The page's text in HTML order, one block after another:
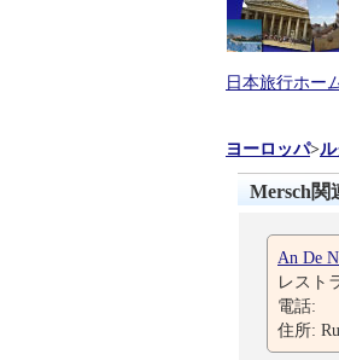
日本旅行ホー
ヨーロッパ>
Mersch関
An De
レスト
電話:
住所: